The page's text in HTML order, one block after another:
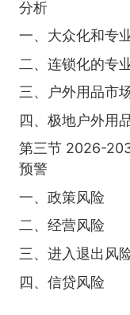
分析
一、大众化和专
二、连锁化的专
三、户外用品市
四、极地户外用
第三节 2026-
预警
一、政策风险
二、经营风险
三、进入退出风
四、信贷风险